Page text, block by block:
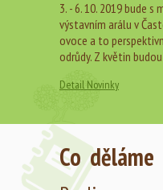
3. - 6. 10. 2019 bude
výstavním arálu v
ovoce a to
odrůdy. Z květin
Detail Novinky
Co děláme